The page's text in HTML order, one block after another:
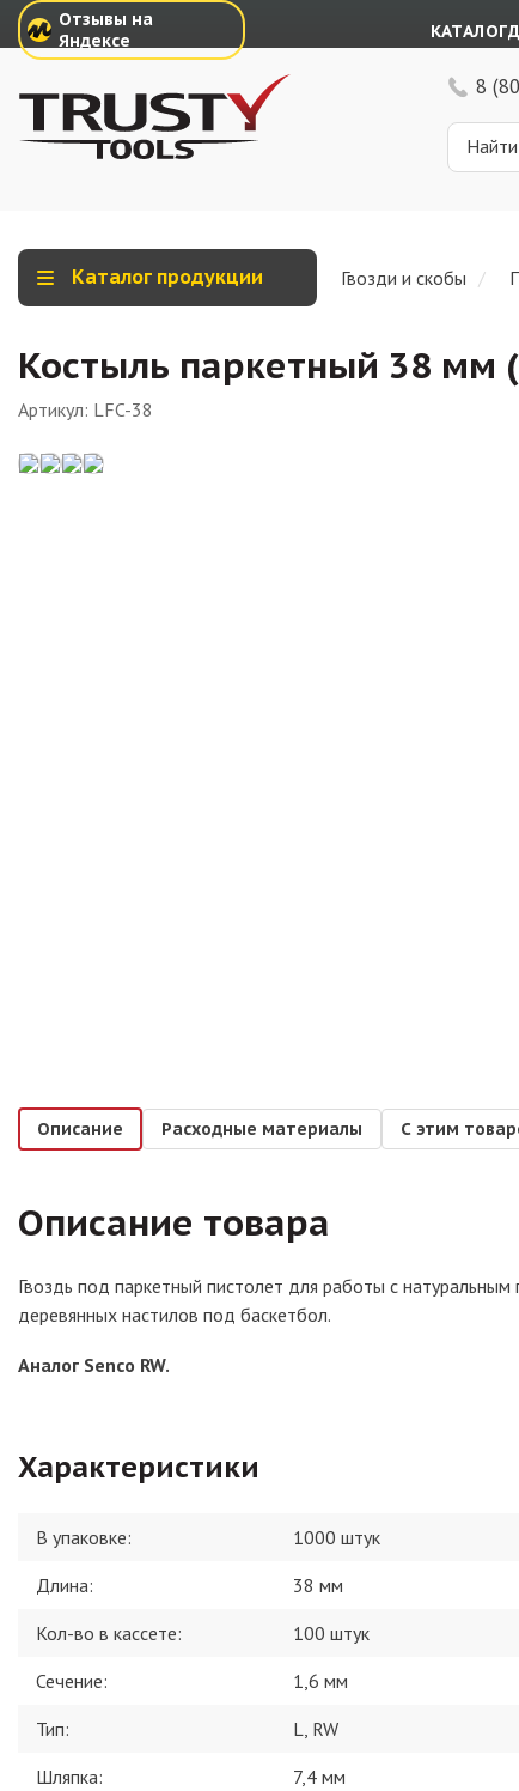
Отзывы на
Яндексе
КАТАЛОГ
8
Каталог продукции Гвозди и скобы
Костыль паркетный 38 мм
Артикул: LFC-38
Описание Расходные материалы С этим
Описание товара
Гвоздь под паркетный пистолет для работы с
деревянных настилов под баскетбол.
Аналог Senco RW.
Характеристики
В упаковке:
1000 штук
Длина:
38 мм
Кол-во в кассете:
100 штук
Сечение:
1,6 мм
Тип:
L, RW
Шляпка:
7,4 мм